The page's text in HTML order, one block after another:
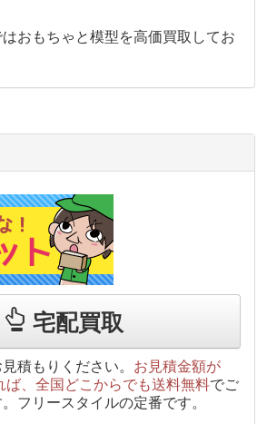
おもちゃと模型を高価買取してお
宅配買取
積もりください。 お見積金額が
ば、全国どこからでも送料無料でご
フリースタイルの定番です。